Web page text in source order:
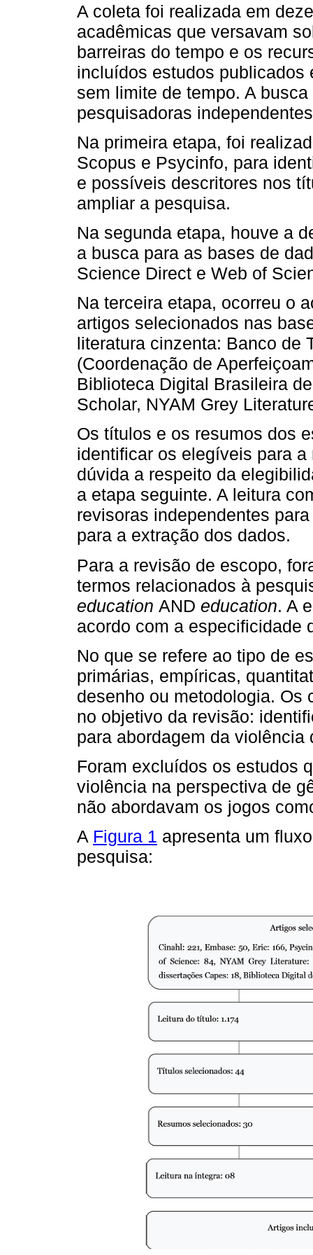
A coleta foi realizada em
acadêmicas que versavam
barreiras do tempo e os
incluídos estudos publicados
sem limite de tempo. A
pesquisadoras
Na primeira etapa, foi
Scopus e Psycinfo, para
e possíveis descritores nos
ampliar a pesquisa.
Na segunda etapa, houve a
a busca para as bases de
Science Direct e Web of
Na terceira etapa, ocorreu o
artigos selecionados nas
literatura cinzenta: Banco de
(Coordenação de
Biblioteca Digital Brasileira
Scholar, NYAM Grey
Os títulos e os resumos dos
identificar os elegíveis para
dúvida a respeito da
a etapa seguinte. A leitura
revisoras independentes
para a extração dos dados.
Para a revisão de escopo,
termos relacionados à
education AND education. A
acordo com a especificidade
No que se refere ao tipo de
primárias, empíricas,
desenho ou metodologia. Os
no objetivo da revisão:
para abordagem da violência
Foram excluídos os estudos
violência na perspectiva de
não abordavam os jogos
A Figura 1 apresenta um
pesquisa: